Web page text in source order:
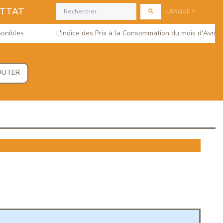
LANGUE
L'Indice des Prix à la Consommation du mois d'Avril